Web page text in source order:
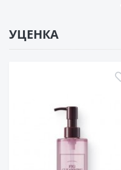
УЦЕНКА